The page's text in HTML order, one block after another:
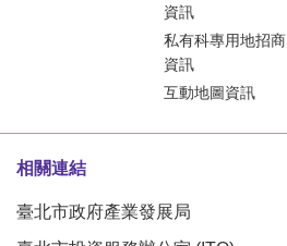
資訊
私有科專用地招商
資訊
互動地圖資訊
相關連結
臺北市政府產業發展局